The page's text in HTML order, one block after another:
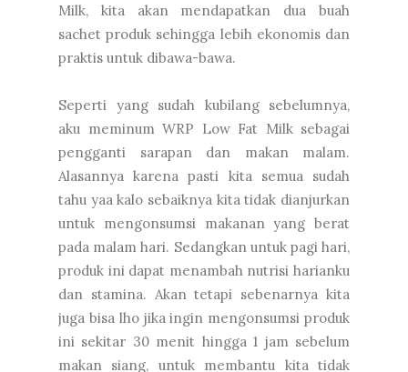
Milk, kita akan mendapatkan dua buah
sachet produk sehingga lebih ekonomis dan
praktis untuk dibawa-bawa.
Seperti yang sudah kubilang sebelumnya,
aku meminum WRP Low Fat Milk sebagai
pengganti sarapan dan makan malam.
Alasannya karena pasti kita semua sudah
tahu yaa kalo sebaiknya kita tidak dianjurkan
untuk mengonsumsi makanan yang berat
pada malam hari. Sedangkan untuk pagi hari,
produk ini dapat menambah nutrisi harianku
dan stamina. Akan tetapi sebenarnya kita
juga bisa lho jika ingin mengonsumsi produk
ini sekitar 30 menit hingga 1 jam sebelum
makan siang, untuk membantu kita tidak